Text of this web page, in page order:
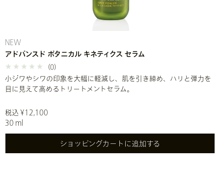
NEW
アドバンスド ボタニカル キネティクス セラム
(0)
小ジワやシワの印象を大幅に軽減し、肌を引き締め、ハリと弾力を
目に見えて高めるトリートメントセラム。
税込 ¥12,100
30 ml
ショッピングカートに追加する